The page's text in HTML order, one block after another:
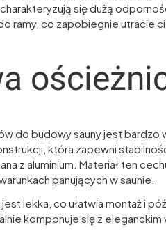
się dużą
ramy, co zapobiegnie utracie
do budowy sauny jest bardzo
która zapewni
z aluminium. Materiał ten
panujących w saunie.
lekka, co ułatwia montaż i
komponuje się z eleganckim